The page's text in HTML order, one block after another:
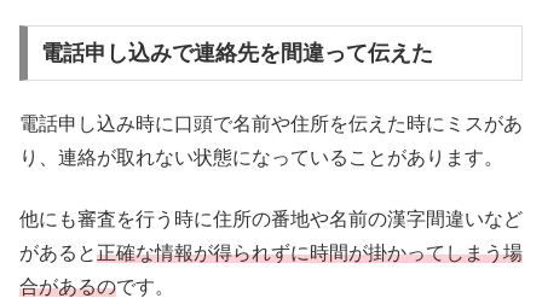
電話申し込みで連絡先を間違って伝えた
電話申し込み時に口頭で名前や住所を伝えた時にミスがあ
り、連絡が取れない状態になっていることがあります。
他にも審査を行う時に住所の番地や名前の漢字間違いなど
があると正確な情報が得られずに時間が掛かってしまう場
合があるのです。